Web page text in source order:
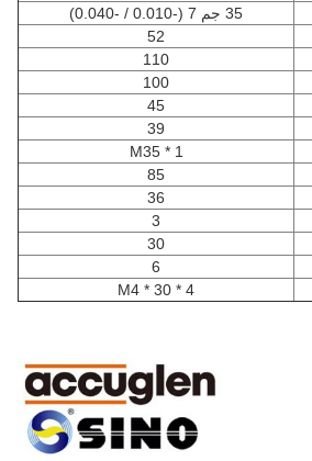
35 جم 7 (-0.010 / -0.040)
52
110
100
45
39
M35 * 1
85
36
3
30
6
4 * M4 * 30